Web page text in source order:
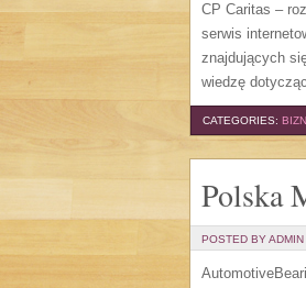
CP Caritas –
serwis
znajdujących
wiedzę
CATEGORIES:
Polska
POSTED BY ADMIN